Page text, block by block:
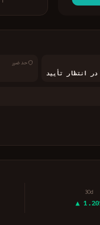
در انتظار تأیید
حد ضرر
30d
▲